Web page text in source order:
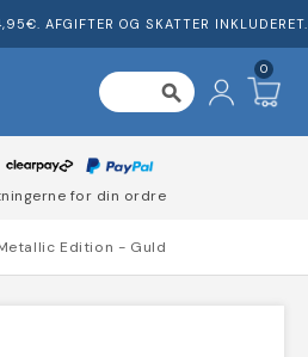
AFGIFTER OG SKATTER INKLUDERET.
search
0
for din ordre
Edition - Guld